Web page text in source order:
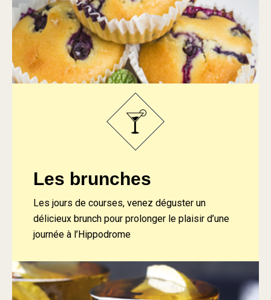
Les brunches
Les jours de courses, venez déguster un
délicieux brunch pour prolonger le plaisir d’une
journée à l’Hippodrome